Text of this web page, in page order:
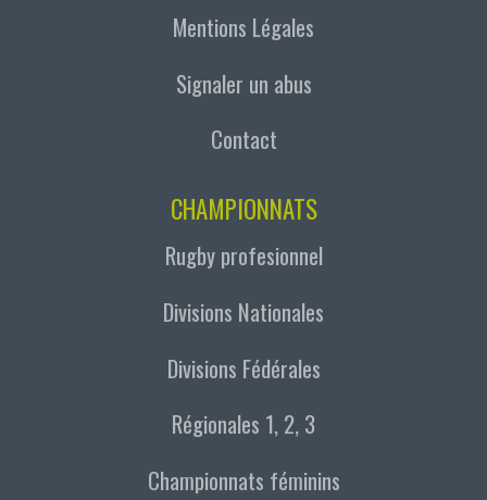
Mentions Légales
Signaler un abus
Contact
CHAMPIONNATS
Rugby profesionnel
Divisions Nationales
Divisions Fédérales
Régionales 1, 2, 3
Championnats féminins